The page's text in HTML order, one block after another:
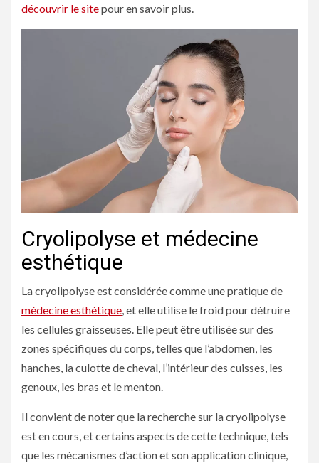
découvrir le sitepour en savoir plus.
Cryolipolyse et médecine
esthétique
La cryolipolyse est considérée comme une pratique de
médecine esthétique, et elle utilise le froid pour détruire
les cellules graisseuses. Elle peut être utilisée sur des
zones spécifiques du corps, telles que l’abdomen, les
hanches, la culotte de cheval, l’intérieur des cuisses, les
genoux, les bras et le menton.
Il convient de noter que la recherche sur la cryolipolyse
est en cours, et certains aspects de cette technique, tels
que les mécanismes d’action et son application clinique,